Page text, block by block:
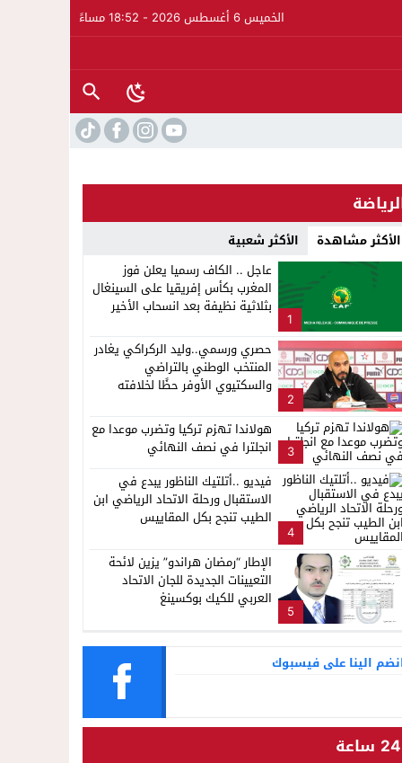
الخميس 6 أغسطس 2026 - 18:52 مساءً
والتحريض وحملات التضليل
على الدورة الثالثة لمهرجان العيطة المرساوية
الأكثر مشاهدة الأكثر شعبية
1
عاجل .. الكاف رسميا يعلن فوز
المغرب بكأس إفريقيا على السينغال
بثلاثية نظيفة بعد انسحاب الأخير
2
حصري ورسمي..وليد الركراكي يغادر
المنتخب الوطني بالتراضي
والسكتيوي الأوفر حظًا لخلافته
3
هولاندا تهزم تركيا وتضرب موعدا مع
انجلترا في نصف النهائي
4
فيديو ..أتلتيك الناظور يبدع في
الاستقبال ورحلة الاتحاد الرياضي ابن
الطيب تنجح بكل المقاييس
5
الإطار “رمضان هراندو” يزين لائحة
التعيينات الجديدة للجان الاتحاد
العربي للكيك بوكسينغ
الينا على فيسبوك
24 ساعة